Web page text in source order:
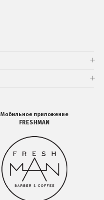
Мобильное приложение
FRESHMAN
Мобильное
приложение
FRESHMAN
в
Google
Play